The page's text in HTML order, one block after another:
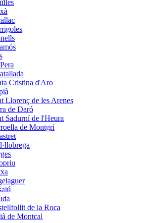
Cristina d'Aro
Llorenç de les Arenes
de Daró
Sadurní de l'Heura
de Montgrí
de la Roca
de Montcal